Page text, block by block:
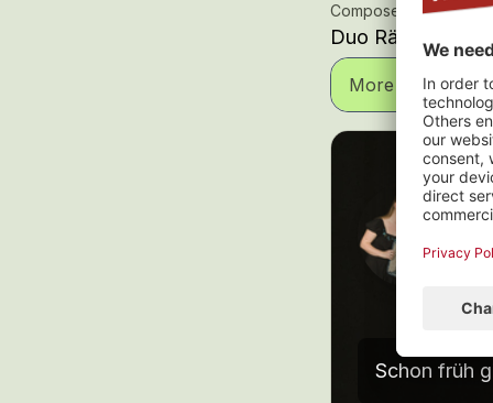
Composer
Duo Räss-Gabriel
More